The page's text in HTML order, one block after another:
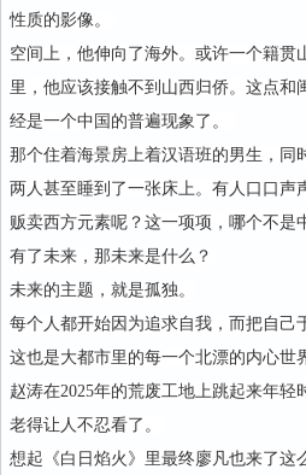
性质的影像。
空间上，他伸向了海外。或许一个籍
里，他应该接触不到山西归侨。这点和
经是一个中国的普遍现象了。
那个住着海景房上着汉语班的男生，同
两人甚至睡到了一张床上。有人口口
贩卖西方元素呢？这一项项，哪个不是
有了未来，那未来是什么？
未来的主题，就是孤独。
每个人都开始因为追求自我，而把自
这也是大都市里的每一个北漂的内心世
赵涛在2025年的荒废工地上跳起来年
老得让人不忍看了。
想起《白日焰火》里最终廖凡也来了这